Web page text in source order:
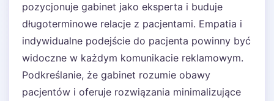
pozycjonuje gabinet jako eksperta i buduje
długoterminowe relacje z pacjentami. Empatia i
indywidualne podejście do pacjenta powinny być
widoczne w każdym komunikacie reklamowym.
Podkreślanie, że gabinet rozumie obawy
pacjentów i oferuje rozwiązania minimalizujące